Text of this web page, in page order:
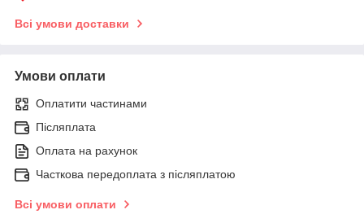
Всі умови доставки
Умови оплати
Оплатити частинами
Післяплата
Оплата на рахунок
Часткова передоплата з післяплатою
Всі умови оплати